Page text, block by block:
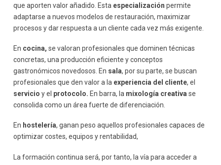
que aporten valor añadido. Esta especialización permite
adaptarse a nuevos modelos de restauración, maximizar
procesos y dar respuesta a un cliente cada vez más exigente.
En cocina, se valoran profesionales que dominen técnicas
concretas, una producción eficiente y conceptos
gastronómicos novedosos. En sala, por su parte, se buscan
profesionales que den valor a la experiencia del cliente, el
servicio y el protocolo. En barra, la mixología creativa se
consolida como un área fuerte de diferenciación.
En hostelería, ganan peso aquellos profesionales capaces de
optimizar costes, equipos y rentabilidad,
La formación continua será, por tanto, la vía para acceder a